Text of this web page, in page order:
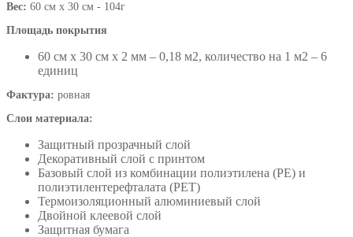
Вес: 60 см х 30 см - 104г
Площадь покрытия
60 см х 30 см х 2 мм – 0,18 м2, количество на 1 м2 – 6
единиц
Фактура: ровная
Слои материала:
Защитный прозрачный слой
Декоративный слой с принтом
Базовый слой из комбинации полиэтилена (PE) и
полиэтилентерефталата (PET)
Термоизоляционный алюминиевый слой
Двойной клеевой слой
Защитная бумага